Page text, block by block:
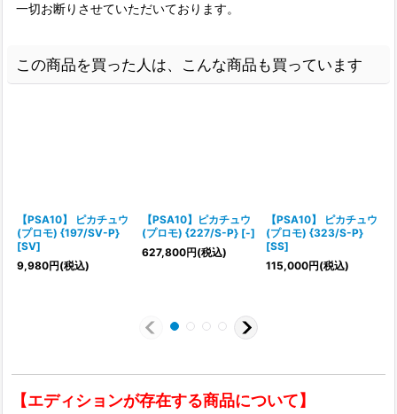
一切お断りさせていただいております。
この商品を買った人は、こんな商品も買っています
【PSA10】 ピカチュウ
(プロモ) {197/SV-P}
[SV]
9,980円(税込)
【PSA10】ピカチュウ
(プロモ) {227/S-P} [-]
627,800円(税込)
【PSA10】 ピカチュウ
(プロモ) {323/S-P}
[SS]
115,000円(税込)
【エディションが存在する商品について】